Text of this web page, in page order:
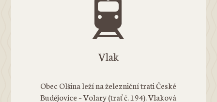
Vlak
Obec Olšina leží na železniční trati České
Budějovice – Volary (trať č. 194). Vlaková